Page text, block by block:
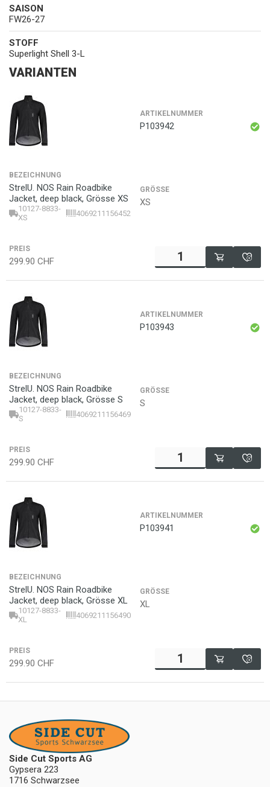
SAISON
FW26-27
STOFF
Superlight Shell 3-L
VARIANTEN
ARTIKELNUMMER
P103942
BEZEICHNUNG
StrelU. NOS Rain Roadbike
Jacket, deep black, Grösse XS
10127-8833-
XS
4069211156452
GRÖSSE
XS
PREIS
299.90 CHF
ARTIKELNUMMER
P103943
BEZEICHNUNG
StrelU. NOS Rain Roadbike
Jacket, deep black, Grösse S
10127-8833-
S
4069211156469
GRÖSSE
S
PREIS
299.90 CHF
ARTIKELNUMMER
P103941
BEZEICHNUNG
StrelU. NOS Rain Roadbike
Jacket, deep black, Grösse XL
10127-8833-
XL
4069211156490
GRÖSSE
XL
PREIS
299.90 CHF
Side Cut Sports AG
Gypsera 223
1716 Schwarzsee